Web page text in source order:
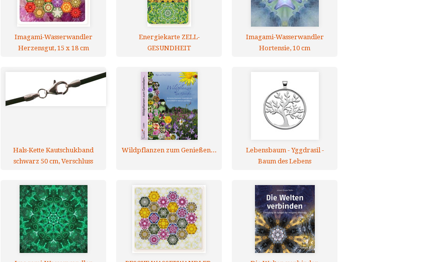
Imagami-Wasserwandler
Herzensgut, 15 x 18 cm
Energiekarte ZELL-
GESUNDHEIT
Imagami-Wasserwandler
Hortensie, 10 cm
Hals-Kette Kautschukband
schwarz 50 cm, Verschluss
Wildpflanzen zum Genießen...
Lebensbaum - Yggdrasil -
Baum des Lebens